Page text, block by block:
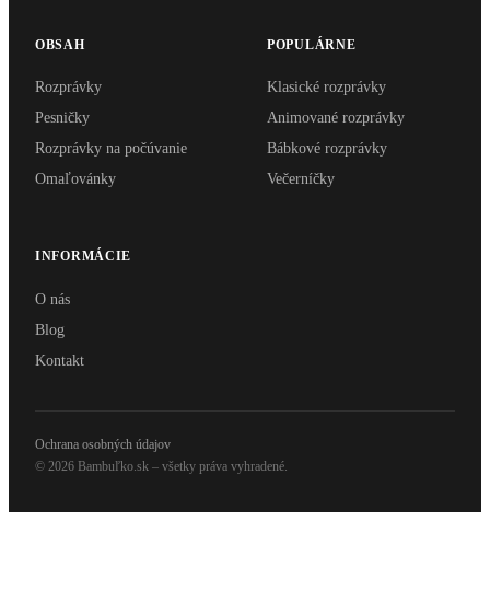
OBSAH
Rozprávky
Pesničky
Rozprávky na počúvanie
Omaľovánky
POPULÁRNE
Klasické rozprávky
Animované rozprávky
Bábkové rozprávky
Večerníčky
INFORMÁCIE
O nás
Blog
Kontakt
© 2026 Bambuľko.sk – všetky práva vyhradené.
Ochrana osobných údajov